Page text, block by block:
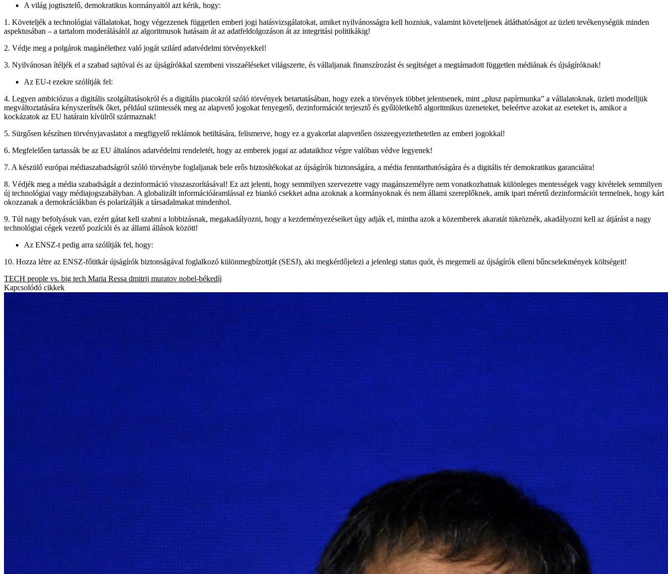
A világ jogtisztelő, demokratikus kormányaitól azt kérik, hogy:
1. Követeljék a technológiai vállalatokat, hogy végezzenek független emberi jogi hatásvizsgálatokat, amiket nyilvánosságra kell hozniuk, valamint követeljenek átláthatóságot az üzleti tevékenységük minden
aspektusában – a tartalom moderálásától az algoritmusok hatásain át az adatfeldolgozáson át az integritási politikákig!
2. Védje meg a polgárok magánélethez való jogát szilárd adatvédelmi törvényekkel!
3. Nyilvánosan ítéljék el a szabad sajtóval és az újságírókkal szembeni visszaéléseket világszerte, és vállaljanak finanszírozást és segítséget a megtámadott független médiának és újságíróknak!
Az EU-t ezekre szólítják fel:
4. Legyen ambiciózus a digitális szolgáltatásokról és a digitális piacokról szóló törvények betartatásában, hogy ezek a törvények többet jelentsenek, mint „plusz papírmunka” a vállalatoknak, üzleti modelljük
megváltoztatására kényszerítsék őket, például szüntessék meg az alapvető jogokat fenyegető, dezinformációt terjesztő és gyűlöletkeltő algoritmikus üzeneteket, beleértve azokat az eseteket is, amikor a
kockázatok az EU határain kívülről származnak!
5. Sürgősen készítsen törvényjavaslatot a megfigyelő reklámok betiltására, felismerve, hogy ez a gyakorlat alapvetően összeegyeztethetetlen az emberi jogokkal!
6. Megfelelően tartassák be az EU általános adatvédelmi rendeletét, hogy az emberek jogai az adataikhoz végre valóban védve legyenek!
7. A készülő európai médiaszabadságról szóló törvénybe foglaljanak bele erős biztosítékokat az újságírók biztonságára, a média fenntarthatóságára és a digitális tér demokratikus garanciáira!
8. Védjék meg a média szabadságát a dezinformáció visszaszorításával! Ez azt jelenti, hogy semmilyen szervezetre vagy magánszemélyre nem vonatkozhatnak különleges mentességek vagy kivételek semmilyen
új technológiai vagy médiajogszabályban. A globalizált információáramlással ez biankó csekket adna azoknak a kormányoknak és nem állami szereplőknek, amik ipari méretű dezinformációt termelnek, hogy kárt
okozzanak a demokráciákban és polarizálják a társadalmakat mindenhol.
9. Túl nagy befolyásuk van, ezért gátat kell szabni a lobbizásnak, megakadályozni, hogy a kezdeményezéseiket úgy adják el, mintha azok a közemberek akaratát tükröznék, akadályozni kell az átjárást a nagy
technológiai cégek vezető pozíciói és az állami állások között!
Az ENSZ-t pedig arra szólítják fel, hogy:
10. Hozza létre az ENSZ-főtitkár újságírók biztonságával foglalkozó különmegbízottját (SESJ), aki megkérdőjelezi a jelenlegi status quót, és megemeli az újságírók elleni bűncselekmények költségeit!
TECH people vs. big tech Maria Ressa dmitrij muratov nobel-békedíj
Kapcsolódó cikkek